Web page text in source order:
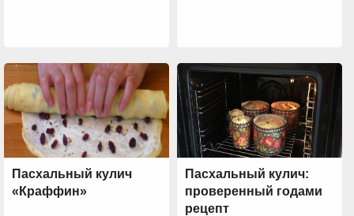
Пасхальный кулич
«Краффин»
Пасхальный кулич:
проверенный годами
рецепт